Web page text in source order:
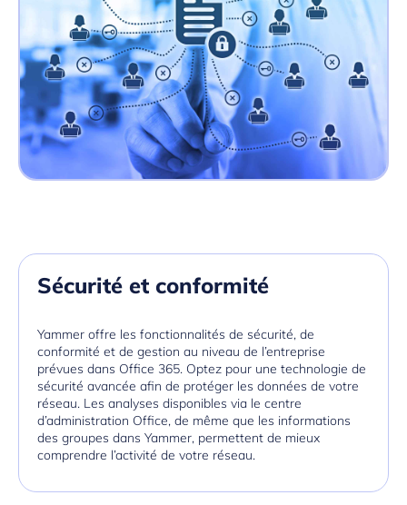
Sécurité et conformité
Yammer offre les fonctionnalités de sécurité, de
conformité et de gestion au niveau de l’entreprise
prévues dans Office 365. Optez pour une technologie de
sécurité avancée afin de protéger les données de votre
réseau. Les analyses disponibles via le centre
d’administration Office, de même que les informations
des groupes dans Yammer, permettent de mieux
comprendre l’activité de votre réseau.